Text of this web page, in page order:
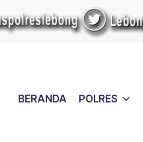
BERANDA POLRES